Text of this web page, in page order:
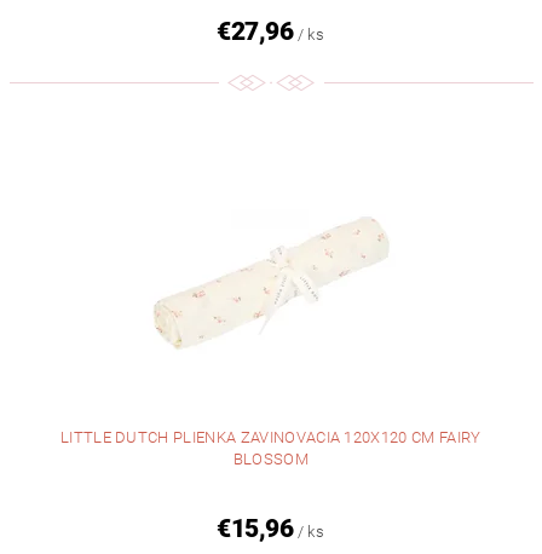
€27,96 / ks
LITTLE DUTCH PLIENKA ZAVINOVACIA 120X120 CM FAIRY
BLOSSOM
€15,96 / ks